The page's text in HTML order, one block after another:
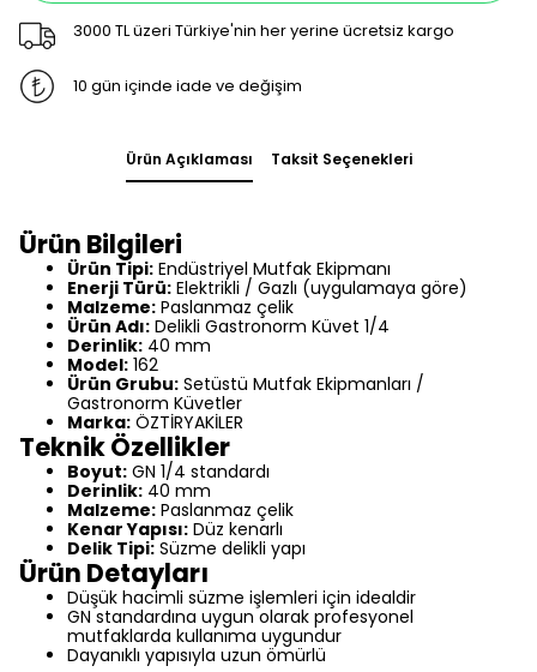
3000 TL üzeri Türkiye'nin her yerine ücretsiz kargo
10 gün içinde iade ve değişim
Ürün Açıklaması Taksit Seçenekleri
Ürün Bilgileri
Ürün Tipi: Endüstriyel Mutfak Ekipmanı
Enerji Türü: Elektrikli / Gazlı (uygulamaya göre)
Malzeme: Paslanmaz çelik
Ürün Adı: Delikli Gastronorm Küvet 1/4
Derinlik: 40 mm
Model: 162
Ürün Grubu: Setüstü Mutfak Ekipmanları /
Gastronorm Küvetler
Marka: ÖZTİRYAKİLER
Teknik Özellikler
Boyut: GN 1/4 standardı
Derinlik: 40 mm
Malzeme: Paslanmaz çelik
Kenar Yapısı: Düz kenarlı
Delik Tipi: Süzme delikli yapı
Ürün Detayları
Düşük hacimli süzme işlemleri için idealdir
GN standardına uygun olarak profesyonel
mutfaklarda kullanıma uygundur
Dayanıklı yapısıyla uzun ömürlü